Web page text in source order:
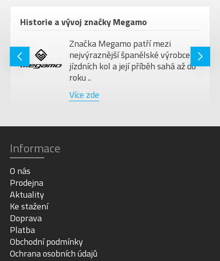
Historie a vývoj značky Megamo
Značka Megamo patří mezi
nejvýraznější španělské výrobce
jízdních kol a její příběh sahá až do
roku ..
Více zde
Informace
O nás
Prodejna
Aktuality
Ke stažení
Doprava
Platba
Obchodní podmínky
Ochrana osobních údajů